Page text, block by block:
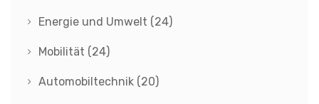
Energie und Umwelt (24)
Mobilität (24)
Automobiltechnik (20)